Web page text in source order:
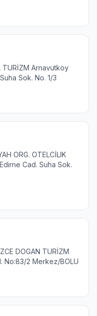
TURİZM Arnavutkoy
Sok. No. 1/3
ORG. OTELCİLIK
Cad. Suha Sok.
DOGAN TURİZM
No:83/2 Merkez/BOLU